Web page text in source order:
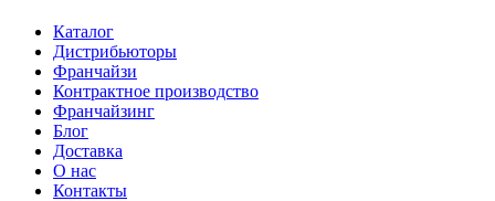
Каталог
Дистрибьюторы
Франчайзи
Контрактное производство
Франчайзинг
Блог
Доставка
О нас
Контакты